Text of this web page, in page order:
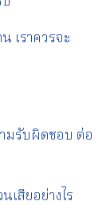
เราควรจะ
มรับผิดชอบ ต่อ
เสียอย่างไร